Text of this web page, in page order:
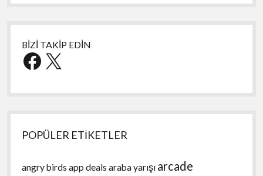
BİZİ TAKİP EDİN
Facebook
X
POPÜLER ETİKETLER
angry birds app deals araba yarışı arcade